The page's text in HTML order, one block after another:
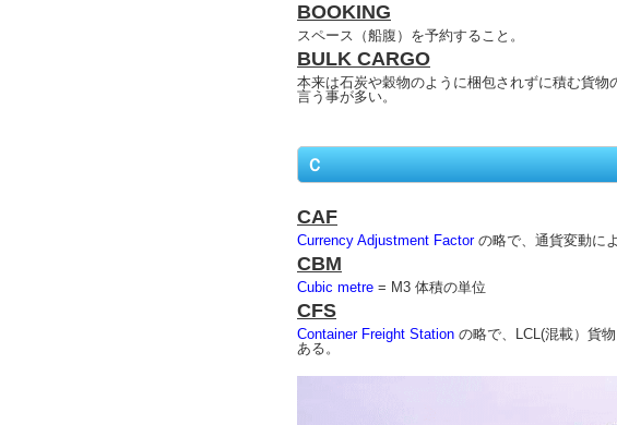
BOOKING
スペース（船腹）を予約すること。
BULK CARGO
本来は石炭や穀物のように梱包されずに積む貨
言う事が多い。
Ｃ
CAF
Currency Adjustment Factorの略で、通貨変動に
CBM
Cubic metre = M3 体積の単位
CFS
Container Freight Station の略で、LCL(混載）貨
ある。